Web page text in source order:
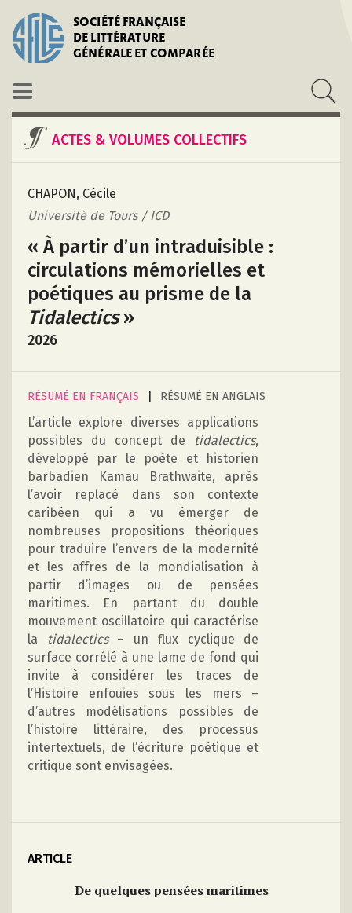
SOCIÉTÉ FRANÇAISE
DE LITTÉRATURE
GÉNÉRALE ET COMPARÉE
ACTES & VOLUMES COLLECTIFS
CHAPON, Cécile
Université de Tours / ICD
« À partir d’un intraduisible :
circulations mémorielles et
poétiques au prisme de la
Tidalectics»
2026
RÉSUMÉ EN FRANÇAIS RÉSUMÉ EN ANGLAIS
L’article explore diverses applications
possibles du concept de tidalectics,
développé par le poète et historien
barbadien Kamau Brathwaite, après
l’avoir replacé dans son contexte
caribéen qui a vu émerger de
nombreuses propositions théoriques
pour traduire l’envers de la modernité
et les affres de la mondialisation à
partir d’images ou de pensées
maritimes. En partant du double
mouvement oscillatoire qui caractérise
la
tidalectics – un flux cyclique de
surface corrélé à une lame de fond qui
invite à considérer les traces de
l’Histoire enfouies sous les mers –
d’autres modélisations possibles de
l’histoire littéraire, des processus
intertextuels, de l’écriture poétique et
critique sont envisagées.
ARTICLE
De quelques pensées maritimes